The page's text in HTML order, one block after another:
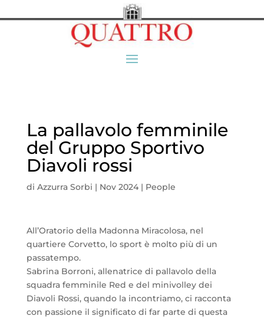
La pallavolo femminile
del Gruppo Sportivo
Diavoli rossi
di Azzurra Sorbi | Nov 2024| People
All’Oratorio della Madonna Miracolosa, nel
quartiere Corvetto, lo sport è molto più di un
passatempo.
Sabrina Borroni, allenatrice di pallavolo della
squadra femminile Red e del minivolley dei
Diavoli Rossi, quando la incontriamo, ci racconta
con passione il significato di far parte di questa